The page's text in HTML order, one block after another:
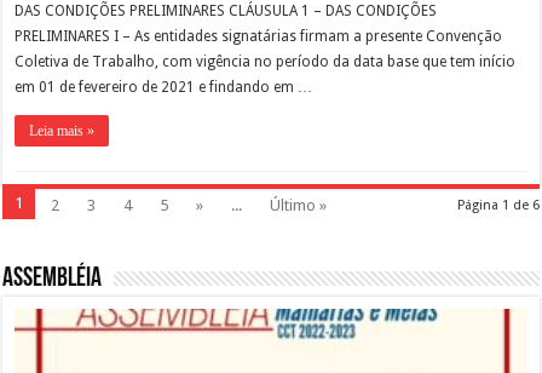
DAS CONDIÇÕES PRELIMINARES CLÁUSULA 1 – DAS CONDIÇÕES
PRELIMINARES I – As entidades signatárias firmam a presente Convenção
Coletiva de Trabalho, com vigência no período da data base que tem início
em 01 de fevereiro de 2021 e findando em …
Leia mais »
Página 1 de 6
1 2 3 4 5 » ... Último »
Assembléia